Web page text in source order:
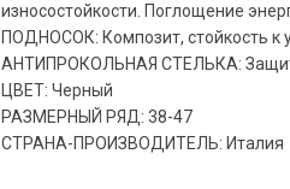
износостойкости. Поглощение
ПОДНОСОК: Композит, стойкость к
АНТИПРОКОЛЬНАЯ СТЕЛЬКА:
ЦВЕТ: Черный
РАЗМЕРНЫЙ РЯД: 38-47
СТРАНА-ПРОИЗВОДИТЕЛЬ: Италия